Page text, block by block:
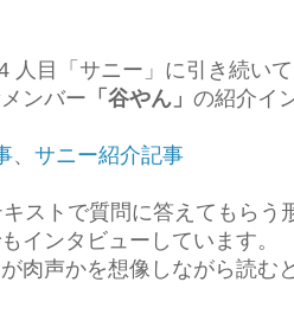
人目「サニー」に引き続い
ンバー 「谷やん」 の紹介イ
、 サニー紹介記事
ストで質問に答えてもらう
インタビューしています。
肉声かを想像しながら読む